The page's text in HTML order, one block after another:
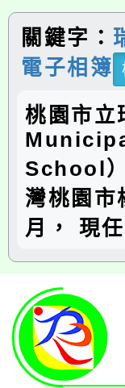
關鍵字：
電子相簿
桃園市
School
灣桃園市
月， 現